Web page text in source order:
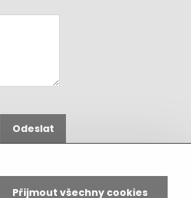
Odeslat
Přijmout všechny cookies